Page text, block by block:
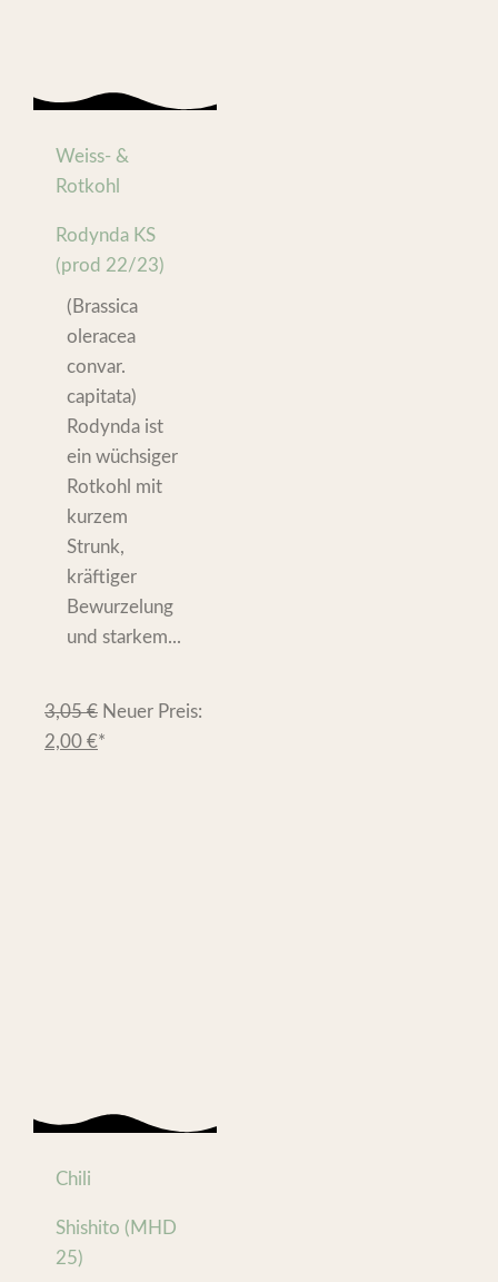
Weiss- &
Rotkohl
Rodynda KS
(prod 22/23)
(Brassica
oleracea
convar.
capitata)
Rodynda ist
ein wüchsiger
Rotkohl mit
kurzem
Strunk,
kräftiger
Bewurzelung
und starkem...
3,05€ Neuer Preis:
2,00 €*
Chili
Shishito (MHD
25)